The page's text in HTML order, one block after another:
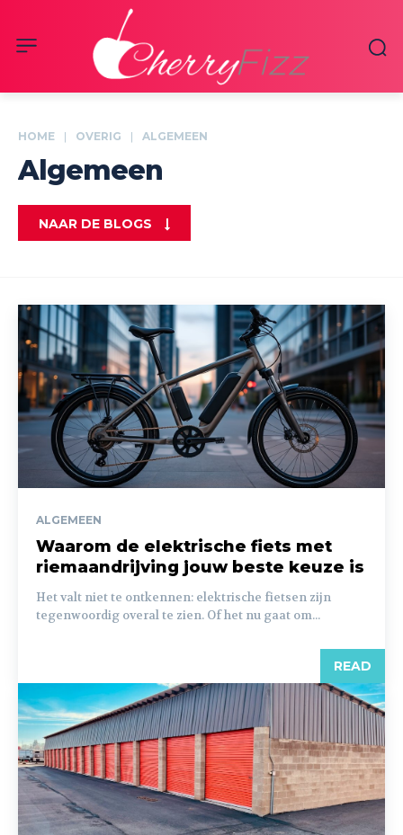
HOME OVERIG ALGEMEEN
Algemeen
NAAR DE BLOGS
ALGEMEEN
Waarom de elektrische fiets met
riemaandrijving jouw beste keuze is
Het valt niet te ontkennen: elektrische fietsen zijn
tegenwoordig overal te zien. Of het nu gaat om...
READ